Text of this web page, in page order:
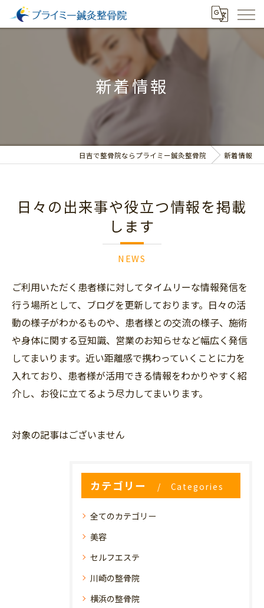
新着情報
日吉で整骨院ならプライミー鍼灸整骨院 新着情報
日々の出来事や役立つ情報を掲載
します
NEWS
ご利用いただく患者様に対してタイムリーな情報発信を
行う場所として、ブログを更新しております。日々の活
動の様子がわかるものや、患者様との交流の様子、施術
や身体に関する豆知識、営業のお知らせなど幅広く発信
してまいります。近い距離感で携わっていくことに力を
入れており、患者様が活用できる情報をわかりやすく紹
介し、お役に立てるよう尽力してまいります。
対象の記事はございません
カテゴリー Categories
全てのカテゴリー
美容
セルフエステ
川崎の整骨院
横浜の整骨院